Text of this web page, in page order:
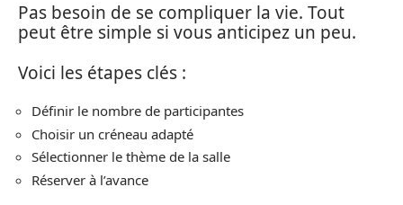
Pas besoin de se compliquer la vie. Tout
peut être simple si vous anticipez un peu.
Voici les étapes clés :
Définir le nombre de participantes
Choisir un créneau adapté
Sélectionner le thème de la salle
Réserver à l’avance